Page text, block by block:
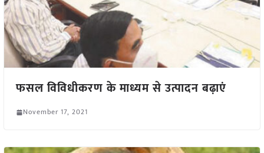
फसल विविधीकरण के माध्यम से उत्पादन बढ़ाएं
November 17, 2021